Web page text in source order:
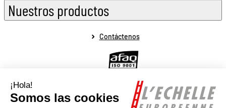
Nuestros productos
Contáctenos